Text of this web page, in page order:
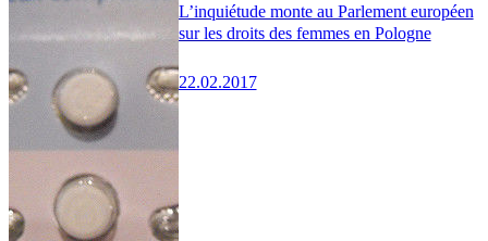
L’inquiétude monte au Parlement européen
sur les droits des femmes en Pologne
22.02.2017